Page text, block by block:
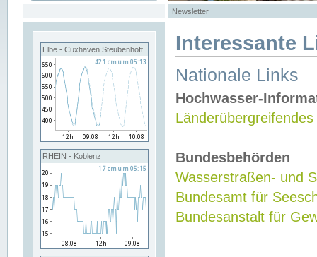
Newsletter
Elbe - Cuxhaven Steubenhöft
RHEIN - Koblenz
Interessante
Nationale Links
Hochwasser-
Bundesbehörden
Wasserstraßen- und
Bundesamt für
Bundesanstalt für